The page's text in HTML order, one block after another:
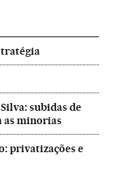
subidas de
as minorias
privatizações e